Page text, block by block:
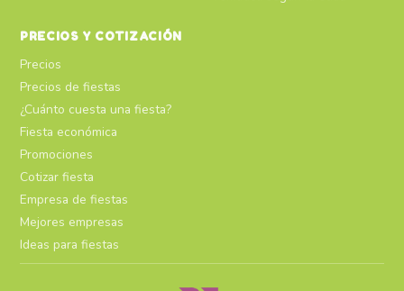
PRECIOS Y COTIZACIÓN
Precios
Precios de fiestas
¿Cuánto cuesta una fiesta?
Fiesta económica
Promociones
Cotizar fiesta
Empresa de fiestas
Mejores empresas
Ideas para fiestas